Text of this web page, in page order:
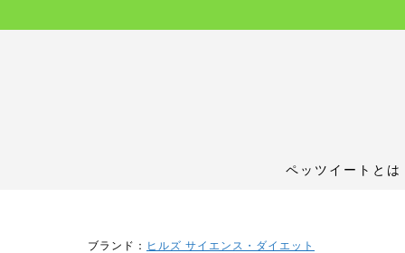
ペッツイートとは
ブランド： ヒルズ サイエンス・ダイエット